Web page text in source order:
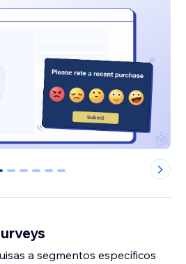
1 2 3 4 5
a segmentos específicos